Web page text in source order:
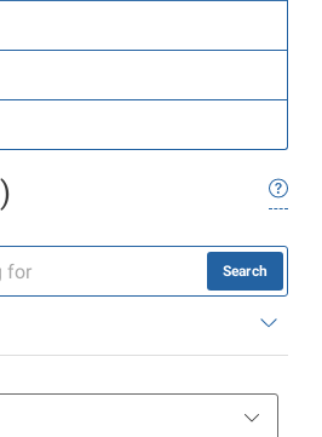
Search